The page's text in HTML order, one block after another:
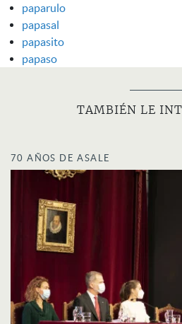
paparulo
papasal
papasito
papaso
TAMBIÉN LE
70 AÑOS DE ASALE